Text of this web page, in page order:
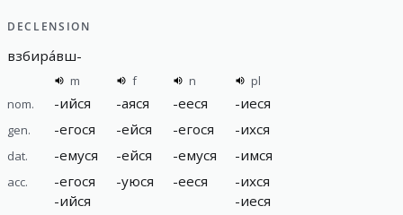
DECLENSION
взбира́вш-
m f n
pl
nom.
-ийся -аяся -ееся -иеся
gen. -егося -ейся -егося -ихся
dat. -емуся -ейся -емуся -имся
acc. -егося
-ийся
-уюся -ееся -ихся
-иеся